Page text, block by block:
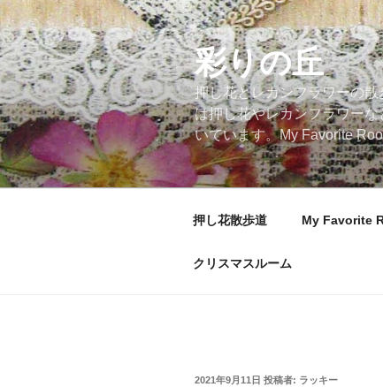
コ
ン
テ
ン
ツ
へ
ス
キ
ッ
彩りの丘
押し花とレカンフラワーの
は押し花やレカンフラワー
いています。My Favorite
押し花散歩道 My Favorite
クリスマスルーム
投
2021年9月11日 投稿者: ラッキー